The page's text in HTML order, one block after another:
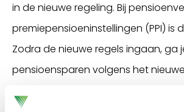
in de nieuwe regeling. Bij
premiepensioeninstellingen (PPI) is
Zodra de nieuwe regels ingaan, ga
pensioensparen volgens het